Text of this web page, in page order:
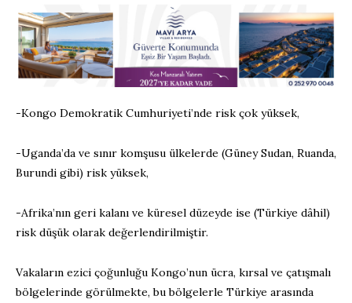
-Kongo Demokratik Cumhuriyeti’nde risk çok yüksek,
-Uganda’da ve sınır komşusu ülkelerde (Güney Sudan, Ruanda,
Burundi gibi) risk yüksek,
-Afrika’nın geri kalanı ve küresel düzeyde ise (Türkiye dâhil)
risk düşük olarak değerlendirilmiştir.
Vakaların ezici çoğunluğu Kongo’nun ücra, kırsal ve çatışmalı
bölgelerinde görülmekte, bu bölgelerle Türkiye arasında